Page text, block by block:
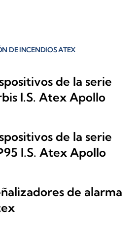
DE INCENDIOS ATEX
de la serie
I.S. Atex Apollo
de la serie
I.S. Atex Apollo
de alarma